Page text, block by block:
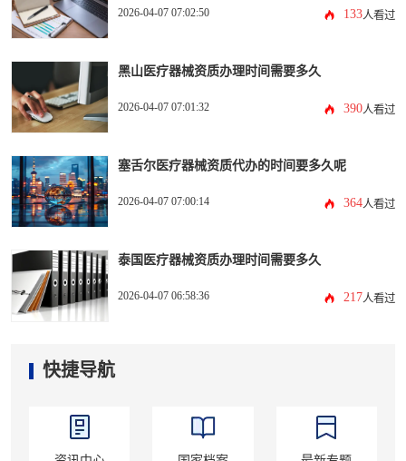
2026-04-07 07:02:50 133人看过
黑山医疗器械资质办理时间需要多久
2026-04-07 07:01:32 390人看过
塞舌尔医疗器械资质代办的时间要多久呢
2026-04-07 07:00:14 364人看过
泰国医疗器械资质办理时间需要多久
2026-04-07 06:58:36 217人看过
快捷导航